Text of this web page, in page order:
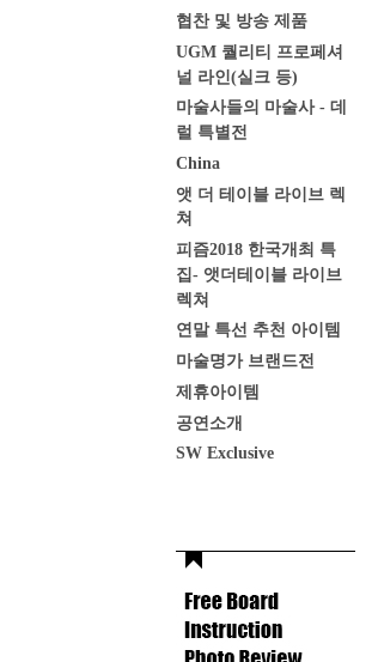
협찬 및 방송 제품
UGM 퀄리티 프로페셔
널 라인(실크 등)
마술사들의 마술사 - 데
럴 특별전
China
앳 더 테이블 라이브 렉
쳐
피즘2018 한국개최 특
집- 앳더테이블 라이브
렉쳐
연말 특선 추천 아이템
마술명가 브랜드전
제휴아이템
공연소개
SW Exclusive